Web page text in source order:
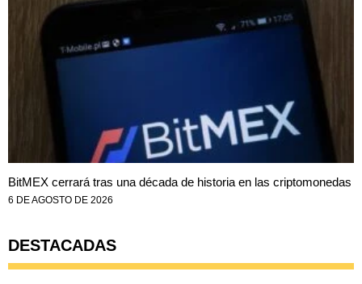
BitMEX cerrará tras una década de historia en las criptomonedas
6 DE AGOSTO DE 2026
DESTACADAS